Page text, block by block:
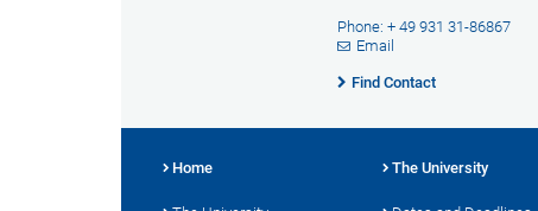
Phone: + 49 931 31-86867
Email
Find Contact
Home The University